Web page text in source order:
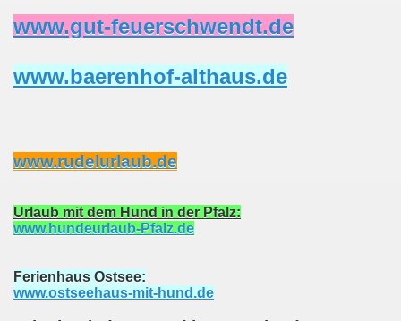
www.gut-feuerschwendt.de
www.baerenhof-althaus.de
www.rudelurlaub.de
Urlaub mit dem Hund in der Pfalz:
www.hundeurlaub-Pfalz.de
Ferienhaus Ostsee:
www.ostseehaus-mit-hund.de